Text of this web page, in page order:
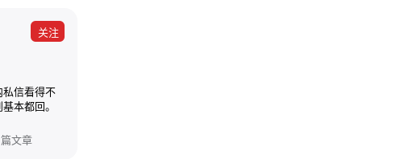
关注
私信看得不
本都回。
文章